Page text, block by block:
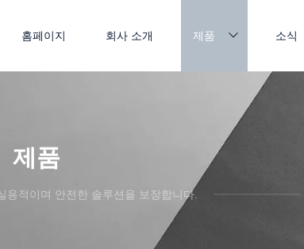
홈페이지 회사 소개 제품 소식
제품
용적이며 안전한 솔루션을 보장합니다.